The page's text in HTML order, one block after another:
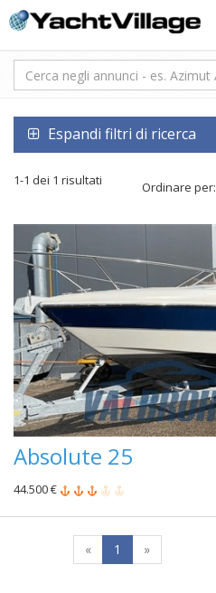
Espandi filtri di ricerca
1-1 dei 1 risultati Ordinare per:
Absolute 25
44.500 €
« 1 »